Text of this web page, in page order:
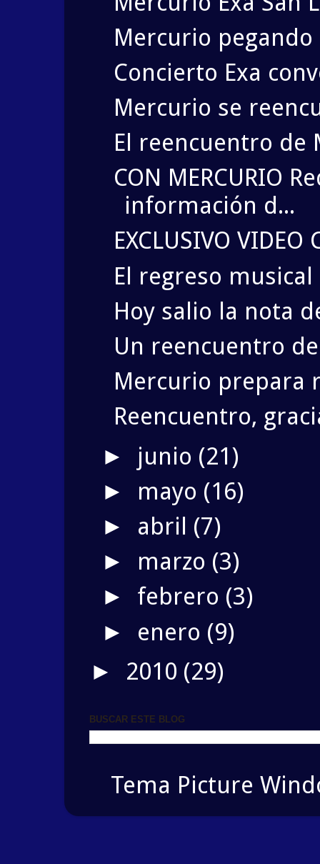
Mercurio pegando
Concierto Exa
Mercurio se
El reencuentro de
CON MERCURIO
información d...
EXCLUSIVO VIDEO
El regreso
Hoy salio la nota
Un reencuentro
Mercurio prepara
Reencuentro,
► junio (21)
► mayo (16)
► abril (7)
► marzo (3)
► febrero (3)
► enero (9)
► 2010 (29)
BUSCAR ESTE BLOG
Tema Picture